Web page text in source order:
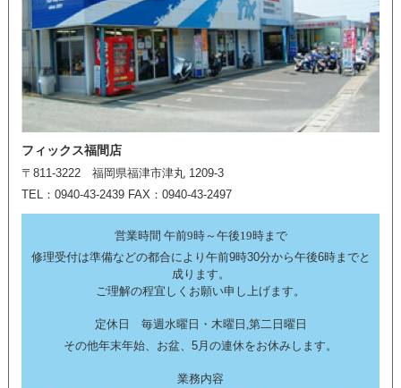
フィックス福間店
〒811-3222 福岡県福津市津丸 1209-3
TEL：0940-43-2439 FAX：0940-43-2497
営業時間 午前9時～午後19時まで
修理受付は準備などの都合により午前9時30分から午後6時までと
成ります。
ご理解の程宜しくお願い申し上げます。
定休日 毎週水曜日・木曜日,第二日曜日
その他年末年始、お盆、5月の連休をお休みします。
業務内容